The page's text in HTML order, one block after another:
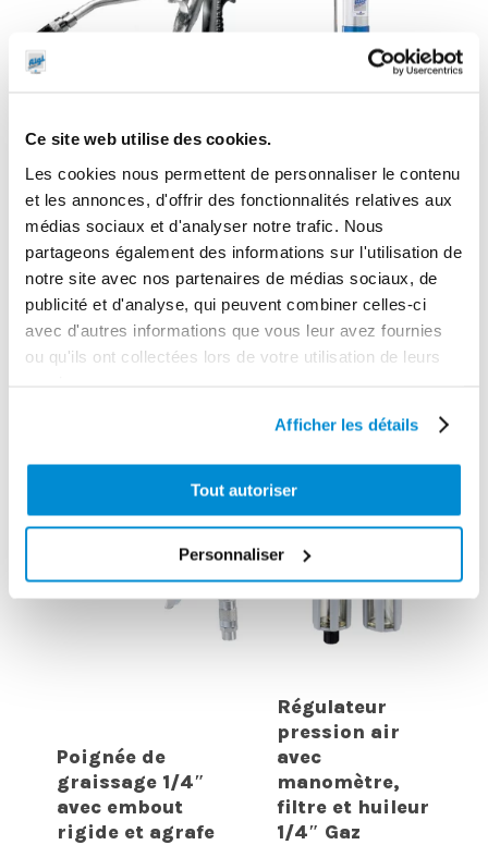
Ce site web utilise des cookies.
Les cookies nous permettent de personnaliser le contenu
et les annonces, d'offrir des fonctionnalités relatives aux
médias sociaux et d'analyser notre trafic. Nous
partageons également des informations sur l'utilisation de
notre site avec nos partenaires de médias sociaux, de
publicité et d'analyse, qui peuvent combiner celles-ci
avec d'autres informations que vous leur avez fournies
ou qu'ils ont collectées lors de votre utilisation de leurs
Afficher les détails
Tout autoriser
Personnaliser
Poignée
graisse
surpresseur
1240 bar
Pompe
pneumatique
de graissage
60/1 pour seau
18/30 kg
Poignée de
graissage 1/4″
avec embout
rigide et agrafe
Régulateur
pression air
avec
manomètre,
filtre et huileur
1/4″ Gaz